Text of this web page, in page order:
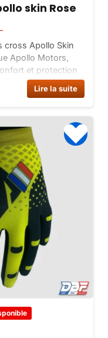
skin Rose
cross Apollo Skin
Apollo Motors,
et protection
Disponibles
Lire la suite